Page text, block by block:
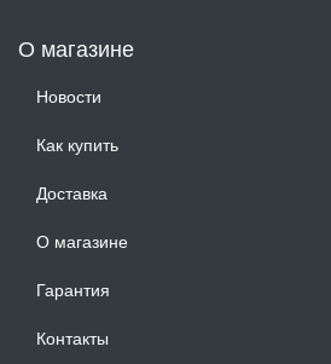
О магазине
Новости
Как купить
Доставка
О магазине
Гарантия
Контакты